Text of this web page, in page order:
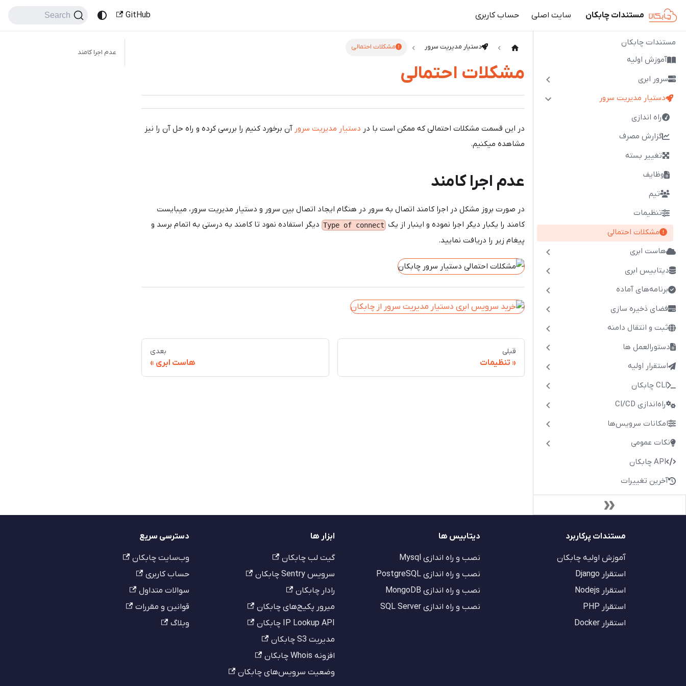
مستندات چابکان سایت اصلی حساب کاربری GitHub
Search
مستندات چابکان
آموزش اولیه
سرور ابری
دستیار مدیریت سرور
راه اندازی
گزارش مصرف
تغییر بسته
وظایف
تیم
تنظیمات
مشکلات احتمالی
هاست ابری
دیتابیس ابری
برنامه‌های آماده
فضای ذخیره سازی
ثبت و انتقال دامنه
دستورالعمل ها
استقرار اولیه
CLI چابکان
راه‌اندازی CI/CD
امکانات سرویس‌ها
نکات عمومی
API چابکان
آخرین تغییرات
دستیار مدیریت سرور مشکلات احتمالی
مشکلات احتمالی
در این قسمت مشکلات احتمالی که ممکن است با در دستیار مدیریت سرور آن برخورد کنیم را بررسی کرده و راه حل آن را نیز
مشاهده میکنیم.
عدم اجرا کامند
در صورت بروز مشکل در اجرا کامند اتصال به سرور در هنگام ایجاد اتصال بین سرور و دستیار مدیریت سرور، میبایست
کامند را یکبار دیگر اجرا نموده و اینبار از یک Type of connect دیگر استفاده نمود تا کامند به درستی به اتمام برسد و
پیغام زیر را دریافت نمایید.
قبلی
تنظیمات
بعدی
هاست ابری
عدم اجرا کامند
مستندات پرکاربرد
آموزش اولیه چابکان
استقرار Django
استقرار Nodejs
استقرار PHP
استقرار Docker
دیتابیس ها
نصب و راه اندازی Mysql
نصب و راه اندازی PostgreSQL
نصب و راه اندازی MongoDB
نصب و راه اندازی SQL Server
ابزار ها
گیت لب چابکان
سرویس Sentry چابکان
رادار چابکان
میرور پکیج‌های چابکان
IP Lookup API چابکان
مدیریت S3 چابکان
افزونه Whois چابکان
وضعیت سرویس‌های چابکان
دسترسی سریع
وب‌سایت چابکان
حساب کاربری
سوالات متداول
قوانین و مقررات
وبلاگ